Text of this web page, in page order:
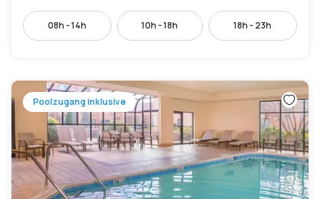
08h - 14h 10h - 18h 18h - 23h
Poolzugang inklusive